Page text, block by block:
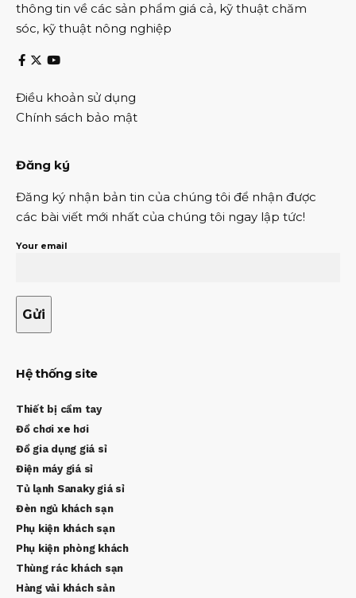
thông tin về các sản phẩm giá cả, kỹ thuật chăm
sóc, kỹ thuật nông nghiệp
Điều khoản sử dụng
Chính sách bảo mật
Đăng ký
Đăng ký nhận bản tin của chúng tôi để nhận được
các bài viết mới nhất của chúng tôi ngay lập tức!
Your email
Hệ thống site
Thiết bị cầm tay
Đồ chơi xe hơi
Đồ gia dụng giá sỉ
Điện máy giá sỉ
Tủ lạnh Sanaky giá sỉ
Đèn ngủ khách sạn
Phụ kiện khách sạn
Phụ kiện phòng khách
Thùng rác khách sạn
Hàng vải khách sản